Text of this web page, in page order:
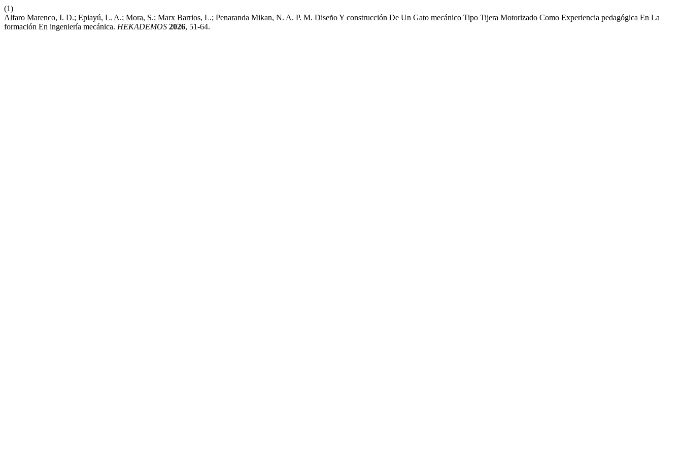
(1)
Alfaro Marenco, I. D.; Epiayú, L. A.; Mora, S.; Marx Barrios, L.; Penaranda Mikan, N. A. P. M. Diseño Y construcción De Un Gato mecánico Tipo Tijera Motorizado Como Experiencia pedagógica En La
formación En ingeniería mecánica. HEKADEMOS 2026, 51-64.